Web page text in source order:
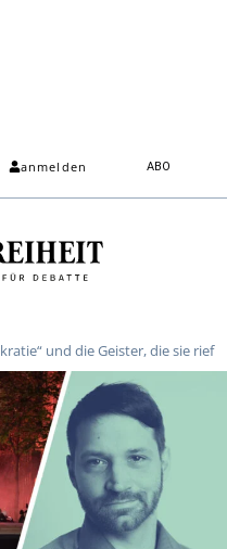
anmelden ABO
und die Geister, die sie rief